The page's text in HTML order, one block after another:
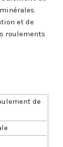
et de
roulements
de